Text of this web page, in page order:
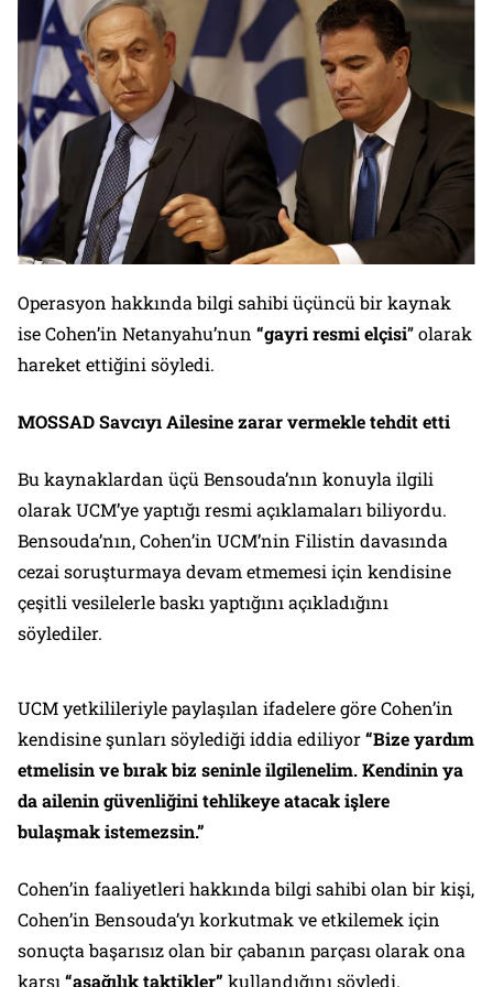
Operasyon hakkında bilgi sahibi üçüncü bir kaynak
ise Cohen’in Netanyahu’nun “gayri resmi elçisi” olarak
hareket ettiğini söyledi.
MOSSAD Savcıyı Ailesine zarar vermekle tehdit etti
Bu kaynaklardan üçü Bensouda’nın konuyla ilgili
olarak UCM’ye yaptığı resmi açıklamaları biliyordu.
Bensouda’nın, Cohen’in UCM’nin Filistin davasında
cezai soruşturmaya devam etmemesi için kendisine
çeşitli vesilelerle baskı yaptığını açıkladığını
söylediler.
UCM yetkilileriyle paylaşılan ifadelere göre Cohen’in
kendisine şunları söylediği iddia ediliyor“Bize yardım
etmelisin ve bırak biz seninle ilgilenelim. Kendinin ya
da ailenin güvenliğini tehlikeye atacak işlere
bulaşmak istemezsin.”
Cohen’in faaliyetleri hakkında bilgi sahibi olan bir kişi,
Cohen’in Bensouda’yı korkutmak ve etkilemek için
sonuçta başarısız olan bir çabanın parçası olarak ona
karşı “aşağılık taktikler” kullandığını söyledi.